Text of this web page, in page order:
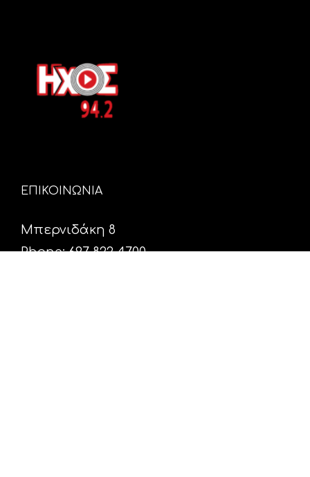
ΕΠΙΚΟΙΝΩΝΙΑ
Μπερνιδάκη 8
Phone: 697 822 4700